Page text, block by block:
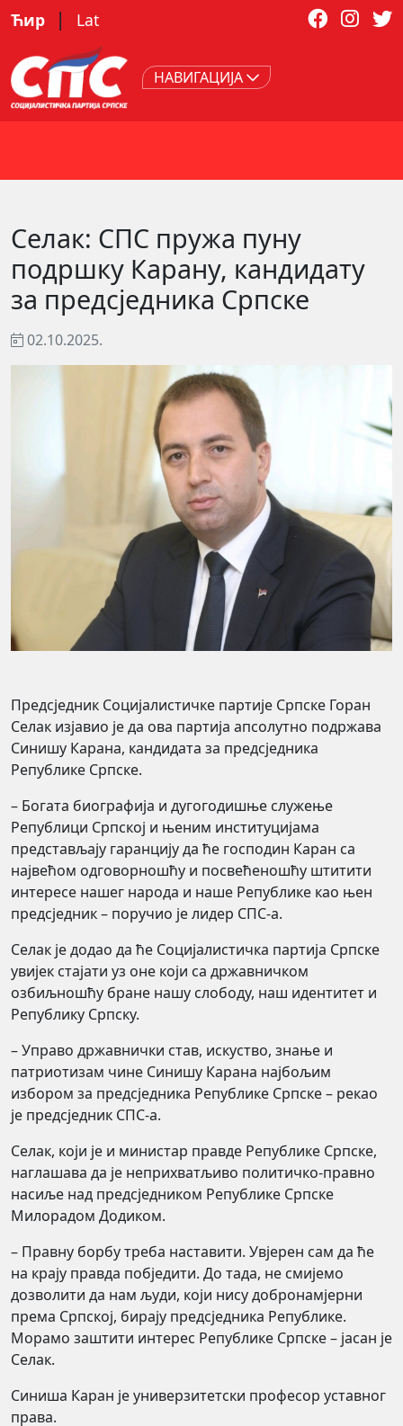
Ћир | Lat
НАВИГАЦИЈА
Селак: СПС пружа пуну
подршку Карану, кандидату
за предсједника Српске
02.10.2025.
Предсједник Социјалистичке партије Српске Горан
Селак изјавио је да ова партија апсолутно подржава
Синишу Карана, кандидата за предсједника
Републике Српске.
– Богата биографија и дугогодишње служење
Републици Српској и њеним институцијама
представљају гаранцију да ће господин Каран са
највећом одговорношћу и посвећеношћу штитити
интересе нашег народа и наше Републике као њен
предсједник – поручио је лидер СПС-а.
Селак је додао да ће Социјалистичка партија Српске
увијек стајати уз оне који са државничком
озбиљношћу бране нашу слободу, наш идентитет и
Републику Српску.
– Управо државнички став, искуство, знање и
патриотизам чине Синишу Карана најбољим
избором за предсједника Републике Српске – рекао
је предсједник СПС-а.
Селак, који је и министар правде Републике Српске,
наглашава да је неприхватљиво политичко-правно
насиље над предсједником Републике Српске
Милорадом Додиком.
– Правну борбу треба наставити. Увјерен сам да ће
на крају правда побједити. До тада, не смијемо
дозволити да нам људи, који нису добронамјерни
према Српској, бирају предсједника Републике.
Морамо заштити интерес Републике Српске – јасан је
Селак.
Синиша Каран је универзитетски професор уставног
права.